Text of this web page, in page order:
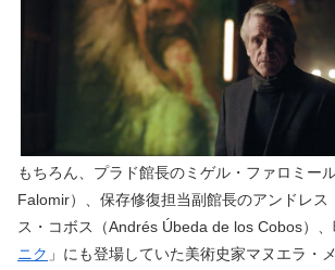
もちろん、プラド館長のミゲル・ファロミー
Falomir）、保存修復担当副館長のアンドレス
ス・コボス（Andrés Úbeda de los Cobos）、
ニク 」にも登場していた美術史家マヌエラ・